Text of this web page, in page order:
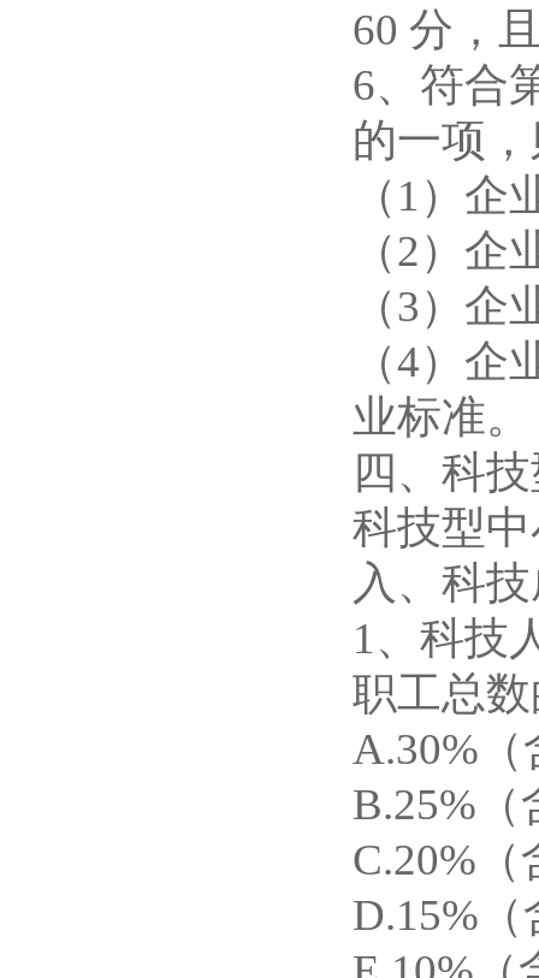
60 分，
6、符合
的一项
（1）
（2）
（3）
（4）
业标准。
四、科
科技型
入、科
1、科技
职工总
A.30%（
B.25%（
C.20%（
D.15%（